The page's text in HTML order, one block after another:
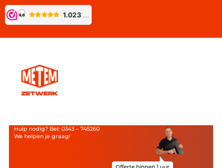
Hulp nodig? Bel: 0343 – 745260
We helpen je graag!